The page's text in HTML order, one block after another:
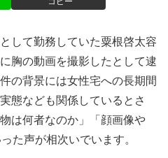
して勤務していた粟根啓太容
胸の動画を撮影したとして逮
の背景には女性宅への長期間
態なども関係しているとさ
は何者なのか」「顔画像や
た声が相次いでいます。